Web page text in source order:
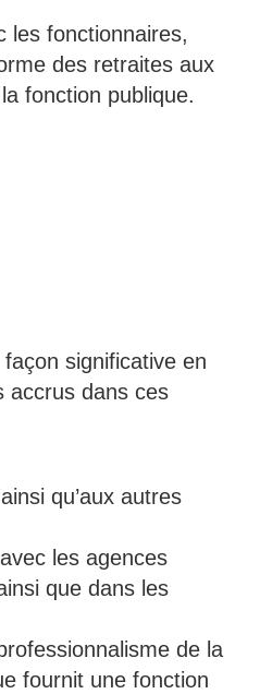
les fonctionnaires,
des retraites aux
fonction publique.
significative en
accrus dans ces
qu’aux autres
les agences
que dans les
de la
fournit une fonction